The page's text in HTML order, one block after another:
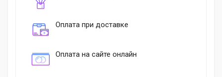
Оплата при доставке
Оплата на сайте онлайн